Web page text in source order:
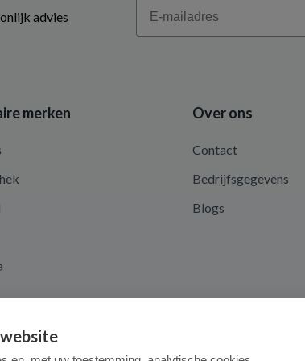
advies
merken Over ons
Contact
Bedrijfsgegevens
Blogs